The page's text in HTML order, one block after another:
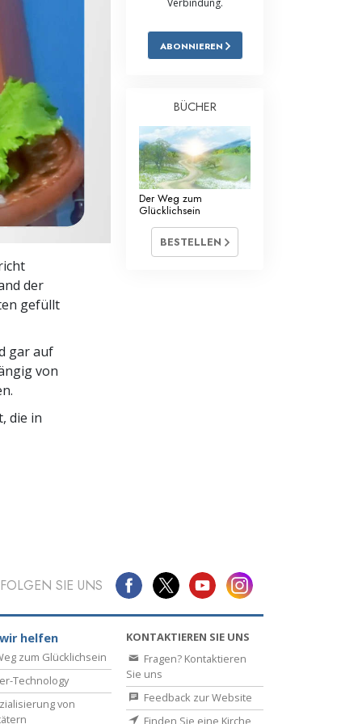
Antworten auf das Drogenproblem
Ethik und die Zustände
Die Ursache von Unterdrückung
Ermittlungen
Grundlagen des Organisierens
Die Grundlagen von Public Relations
der
gefüllt
gar auf
von
die in
Verbindung.
ABONNIEREN
BÜCHER
Der Weg zum
Glücklichsein
BESTELLEN
FOLGEN SIE UNS
helfen
zum Glücklichsein
Technology
von
KONTAKTIEREN SIE UNS
Fragen? Kontaktieren
Sie uns
Feedback zur Website
Finden Sie eine Kirche